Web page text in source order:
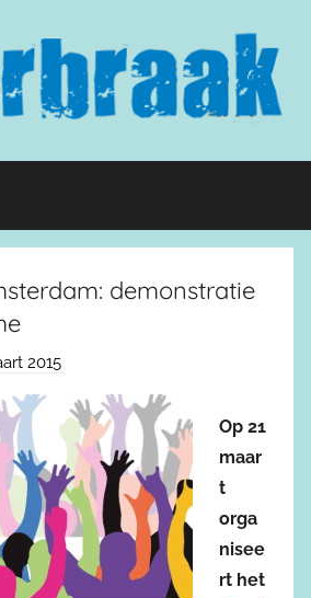
demonstratie
2015
Op 21
maar
t
orga
nisee
rt het